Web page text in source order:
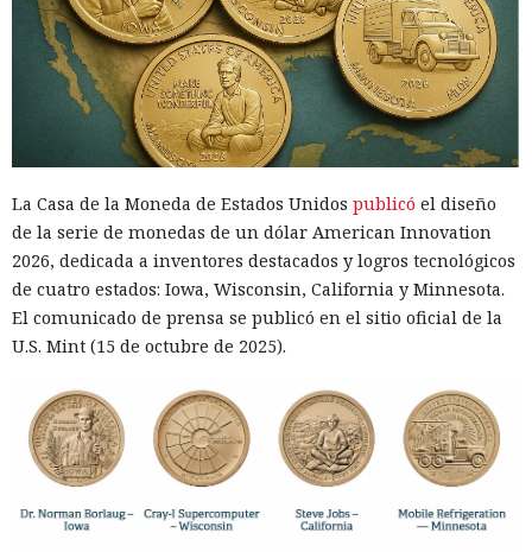
La Casa de la Moneda de Estados Unidos publicó el diseño
de la serie de monedas de un dólar American Innovation
2026, dedicada a inventores destacados y logros tecnológicos
de cuatro estados: Iowa, Wisconsin, California y Minnesota.
El comunicado de prensa se publicó en el sitio oficial de la
U.S. Mint (15 de octubre de 2025).